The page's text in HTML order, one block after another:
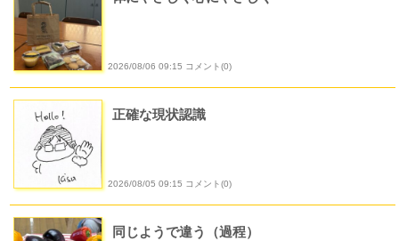
2026/08/06 09:15 コメント(0)
正確な現状認識
2026/08/05 09:15 コメント(0)
同じようで違う（過程）